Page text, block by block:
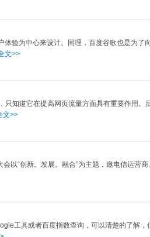
验为中心来设计。同理，百度谷歌也是为了
文>>
知道它在提高网页流量方面具有重要作用。
文>>
“创新。发展。融合”为主题，邀电信运营商
工具或者百度指数查询，可以清楚的了解，